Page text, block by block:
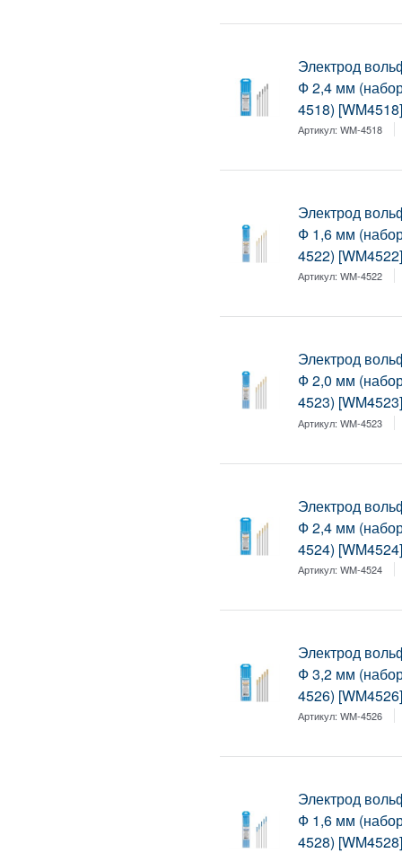
Электрод
Ф 2,4 мм
4518)
Артикул:WM-4518
Электрод
Ф 1,6 мм
4522)
Артикул:WM-4522
Электрод
Ф 2,0 мм
4523)
Артикул:WM-4523
Электрод
Ф 2,4 мм
4524)
Артикул:WM-4524
Электрод
Ф 3,2 мм
4526)
Артикул:WM-4526
Электрод
Ф 1,6 мм
4528)